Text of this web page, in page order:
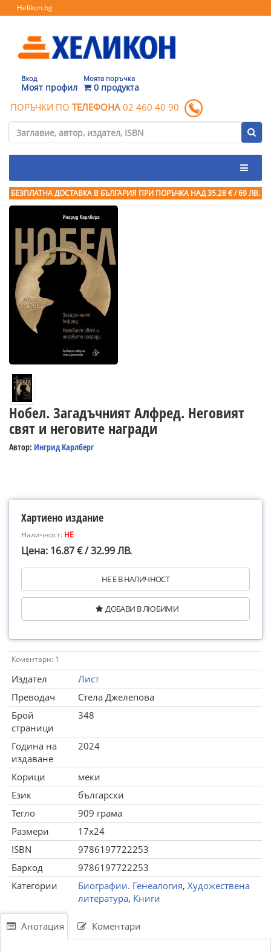
Helikon.bg
Вход
Моят профил
Моята поръчка
0 продукта
ПОРЪЧКИ ПО ТЕЛЕФОНА 02 460 40 90
БЕЗПЛАТНА ДОСТАВКА В БЪЛГАРИЯ ПРИ ПОРЪЧКА НАД 35.28 € / 69 ЛВ.
Нобел. Загадъчният Алфред. Неговият
свят и неговите награди
Автор: Ингрид Карлберг
Хартиено издание
Наличност: НЕ
Цена: 16.87 € / 32.99 ЛВ.
НЕ Е В НАЛИЧНОСТ
ДОБАВИ В ЛЮБИМИ
Коментари: 1
Издател
Лист
Преводач
Стела Джелепова
Брой
страници
348
Година на
издаване
2024
Корици
меки
Език
български
Тегло
909 грама
Размери
17x24
ISBN
9786197722253
Баркод
9786197722253
Категории
Биографии. Генеалогия, Художествена
литература, Книги
Анотация Коментари